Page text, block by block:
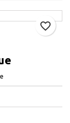
favorite_border